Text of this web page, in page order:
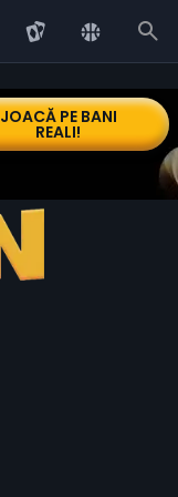
JOACĂ PE BANI
REALI!